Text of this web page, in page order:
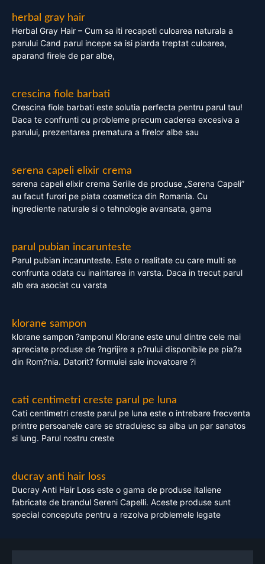
herbal gray hair
Herbal Gray Hair – Cum sa iti recapeti culoarea naturala a
parului Cand parul incepe sa isi piarda treptat culoarea,
aparand firele de par albe,
crescina fiole barbati
Crescina fiole barbati este solutia perfecta pentru parul tau!
Daca te confrunti cu probleme precum caderea excesiva a
parului, prezentarea prematura a firelor albe sau
serena capeli elixir crema
serena capeli elixir crema Seriile de produse „Serena Capeli”
au facut furori pe piata cosmetica din Romania. Cu
ingrediente naturale si o tehnologie avansata, gama
parul pubian incarunteste
Parul pubian incarunteste. Este o realitate cu care multi se
confrunta odata cu inaintarea in varsta. Daca in trecut parul
alb era asociat cu varsta
klorane sampon
klorane sampon ?amponul Klorane este unul dintre cele mai
apreciate produse de ?ngrijire a p?rului disponibile pe pia?a
din Rom?nia. Datorit? formulei sale inovatoare ?i
cati centimetri creste parul pe luna
Cati centimetri creste parul pe luna este o intrebare frecventa
printre persoanele care se straduiesc sa aiba un par sanatos
si lung. Parul nostru creste
ducray anti hair loss
Ducray Anti Hair Loss este o gama de produse italiene
fabricate de brandul Sereni Capelli. Aceste produse sunt
special concepute pentru a rezolva problemele legate